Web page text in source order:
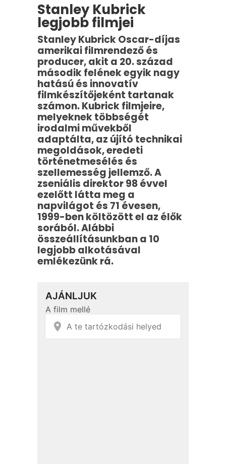
Stanley Kubrick
legjobb filmjei
Stanley Kubrick Oscar-díjas
amerikai filmrendező és
producer, akit a 20. század
második felének egyik nagy
hatású és innovatív
filmkészítőjeként tartanak
számon. Kubrick filmjeire,
melyeknek többségét
irodalmi művekből
adaptálta, az újító technikai
megoldások, eredeti
történetmesélés és
szellemesség jellemző. A
zseniális direktor 98 évvel
ezelőtt látta meg a
napvilágot és 71 évesen,
1999-ben költözött el az élők
sorából. Alábbi
összeállításunkban a 10
legjobb alkotásával
emlékezünk rá.